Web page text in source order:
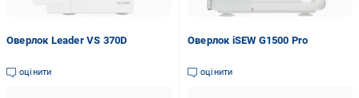
Оверлок Leader VS 370D
оцінити
Оверлок iSEW G1500 Pro
оцінити